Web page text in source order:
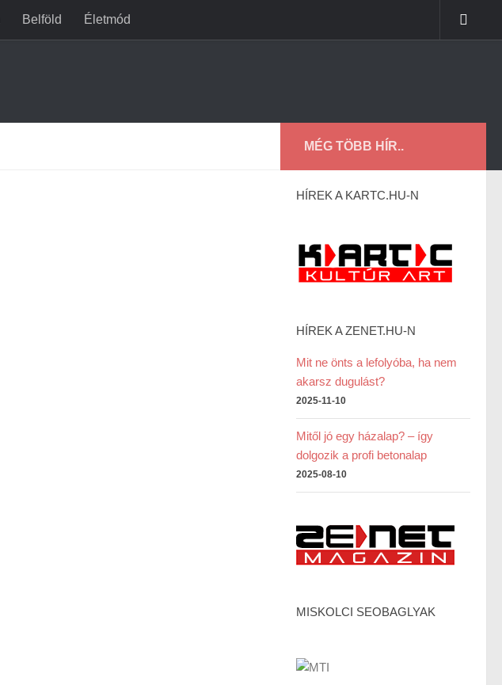
Belföld Életmód
MÉG TÖBB HÍR..
HÍREK A KARTC.HU-N
HÍREK A ZENET.HU-N
Mit ne önts a lefolyóba, ha nem
akarsz dugulást?
2025-11-10
Mitől jó egy házalap? – így
dolgozik a profi betonalap
2025-08-10
MISKOLCI SEOBAGLYAK